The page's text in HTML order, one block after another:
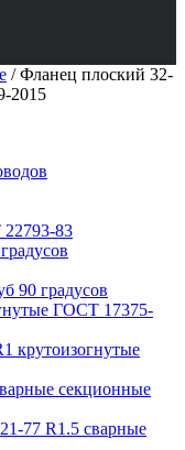
/Фланец плоский 32-
2015
83
90 градусов
ГОСТ 17375-
крутоизогнутые
секционные
77 R1.5 сварные